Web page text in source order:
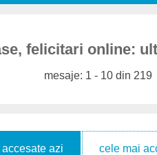
felicitari online:
mesaje: 1 - 10 din 219
azi cele mai